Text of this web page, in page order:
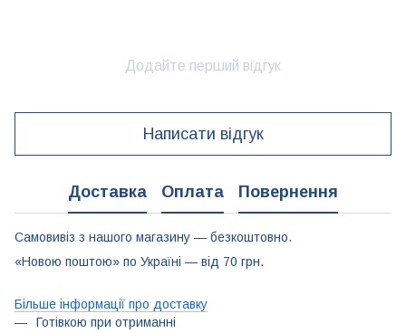
Додайте перший відгук
Написати відгук
Доставка Оплата Повернення
Самовивіз з нашого магазину — безкоштовно.
«Новою поштою» по Україні — від 70 грн.
Більше інформації про доставку
Готівкою при отриманні